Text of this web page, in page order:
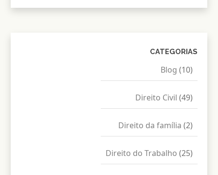
CATEGORIAS
Blog (10)
Direito Civil (49)
Direito da família (2)
Direito do Trabalho (25)